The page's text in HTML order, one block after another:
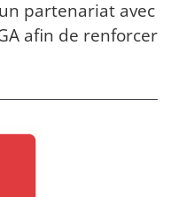
partenariat avec
afin de renforcer